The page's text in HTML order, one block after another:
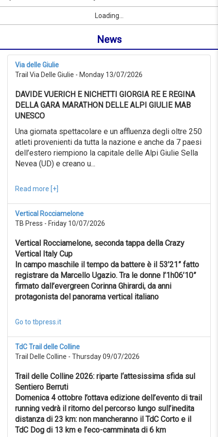
to
from
999KM
Advanced
search
Reset
from
07/07/2026
Advanced
search
Sport
Reset
City link
Loading...
News
Via delle Giulie
Trail Via Delle Giulie - Monday 13/07/2026
DAVIDE VUERICH E NICHETTI GIORGIA RE E REGINA
DELLA GARA MARATHON DELLE ALPI GIULIE MAB
UNESCO
Una giornata spettacolare e un affluenza degli oltre 250
atleti provenienti da tutta la nazione e anche da 7 paesi
dell’estero riempiono la capitale delle Alpi Giulie Sella
Nevea (UD) e creano u...
Read more [+]
Vertical Rocciamelone
TB Press - Friday 10/07/2026
Vertical Rocciamelone, seconda tappa della Crazy
Vertical Italy Cup
In campo maschile il tempo da battere è il 53’21” fatto
registrare da Marcello Ugazio. Tra le donne l’1h06’10”
firmato dall’evergreen Corinna Ghirardi, da anni
protagonista del panorama vertical italiano
Go to tbpress.it
TdC Trail delle Colline
Trail Delle Colline - Thursday 09/07/2026
Trail delle Colline 2026: riparte l‘attesissima sfida sul
Sentiero Berruti
Domenica 4 ottobre l’ottava edizione dell’evento di trail
running vedrà il ritorno del percorso lungo sull’inedita
distanza di 23 km: non mancheranno il TdC Corto e il
TdC Dog di 13 km e l’eco-camminata di 6 km